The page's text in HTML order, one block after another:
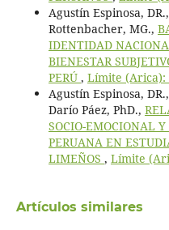
Agustín Espinosa,
Rottenbacher, MG.,
IDENTIDAD
BIENESTAR
PERÚ , Límite (Arica):
Agustín Espinosa,
Darío Páez, PhD.,
SOCIO-EMOCIONAL
PERUANA EN
LIMEÑOS , Límite
Artículos similares